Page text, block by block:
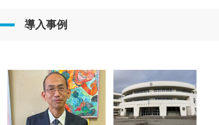
導入事例